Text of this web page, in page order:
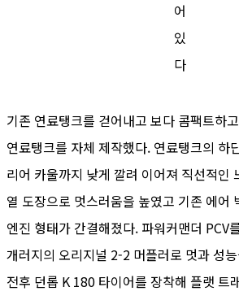
어
있
다
기존 연료탱크를 걷어내고 보다 콤팩트하
연료탱크를 자체 제작했다. 연료탱크의 하
리어 카울까지 낮게 깔려 이어져 직선적인
열 도장으로 멋스러움을 높였고 기존 에어
엔진 형태가 간결해졌다. 파워커맨더 PCV
개러지의 오리지널 2-2 머플러로 멋과 성
전후 던롭 K 180 타이어를 장착해 플랫 트